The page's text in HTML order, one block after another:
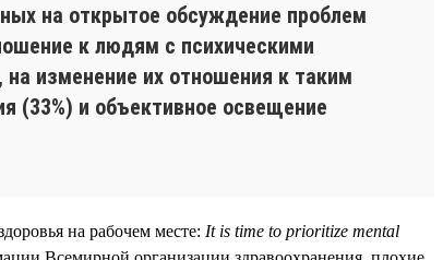
на открытое обсуждение проблем
к людям с психическими
изменение их отношения к таким
(33%) и объективное освещение
на рабочем месте: It is time to prioritize mental